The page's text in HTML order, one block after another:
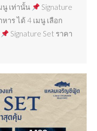
นู เท่านั้น
Signature
าร ได้ 4 เมนู เลือก
Signature Set ราคา